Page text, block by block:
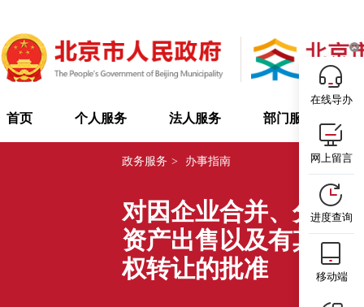
首页 个人服务 法人服务 部门服务
政务服务 > 办事指南
对因企业合并、分立
资产出售以及有其他
权转让的批准
在线导办
网上留言
进度查询
移动端